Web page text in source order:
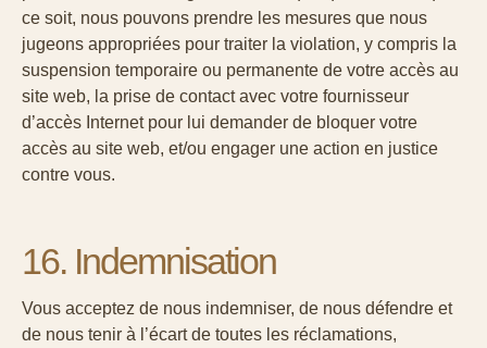
ce soit, nous pouvons prendre les mesures que nous
jugeons appropriées pour traiter la violation, y compris la
suspension temporaire ou permanente de votre accès au
site web, la prise de contact avec votre fournisseur
d’accès Internet pour lui demander de bloquer votre
accès au site web, et/ou engager une action en justice
contre vous.
16. Indemnisation
Vous acceptez de nous indemniser, de nous défendre et
de nous tenir à l’écart de toutes les réclamations,